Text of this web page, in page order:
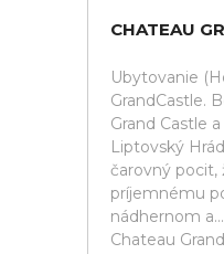
CHATEAU
Ubytovanie
GrandCastle.
Grand Castle
Liptovský
čarovný pocit,
príjemnému
nádhernom
Chateau